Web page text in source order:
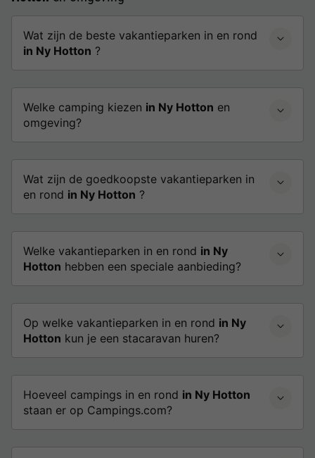
Wat zijn de beste vakantieparken in en rond
in Ny Hotton ?
Welke camping kiezen in Ny Hotton en
omgeving?
Wat zijn de goedkoopste vakantieparken in
en rond in Ny Hotton ?
Welke vakantieparken in en rond in Ny
Hotton hebben een speciale aanbieding?
Op welke vakantieparken in en rond in Ny
Hotton kun je een stacaravan huren?
Hoeveel campings in en rond in Ny Hotton
staan er op Campings.com?